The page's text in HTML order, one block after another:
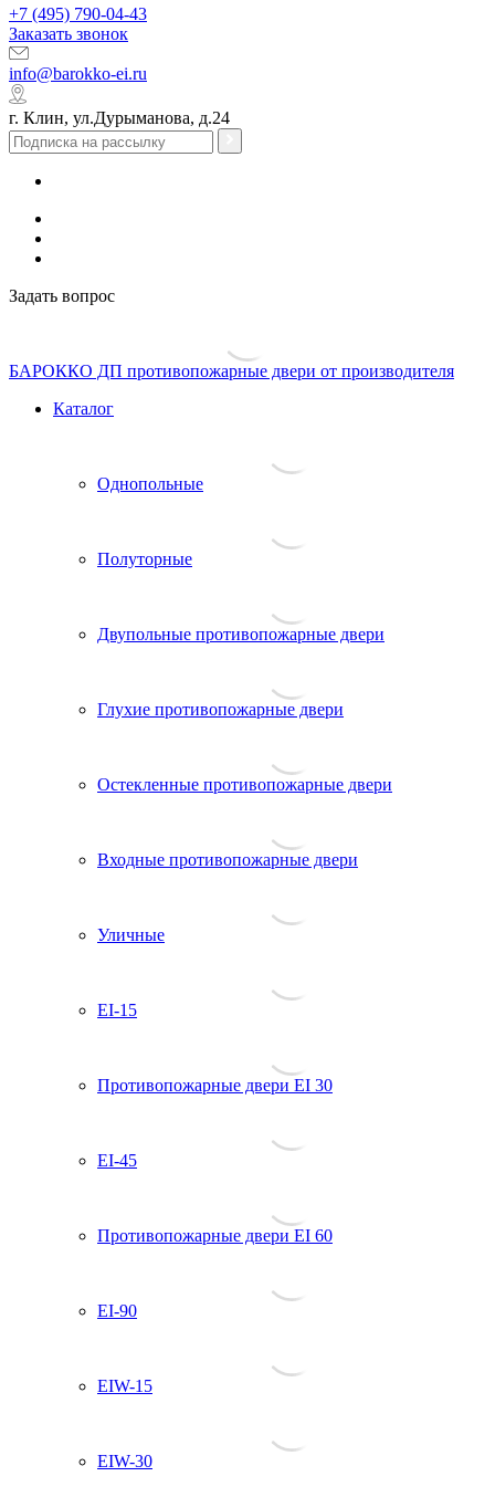
+7 (495) 790-04-43
Заказать звонок
info@barokko-ei.ru
г. Клин, ул.Дурыманова, д.24
Задать вопрос
БАРОККО ДП противопожарные двери от производителя
Каталог
Однопольные
Полуторные
Двупольные противопожарные двери
Глухие противопожарные двери
Остекленные противопожарные двери
Входные противопожарные двери
Уличные
EI-15
Противопожарные двери EI 30
EI-45
Противопожарные двери EI 60
EI-90
EIW-15
EIW-30